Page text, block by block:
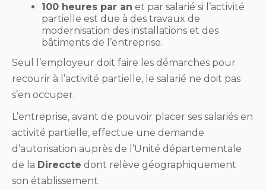
100 heures par an et par salarié si l’activité
partielle est due à des travaux de
modernisation des installations et des
bâtiments de l’entreprise.
Seul l’employeur doit faire les démarches pour
recourir à l’activité partielle, le salarié ne doit pas
s’en occuper.
L’entreprise, avant de pouvoir placer ses salariés en
activité partielle, effectue une demande
d’autorisation auprès de l’Unité départementale
de la Direccte dont relève géographiquement
son établissement.